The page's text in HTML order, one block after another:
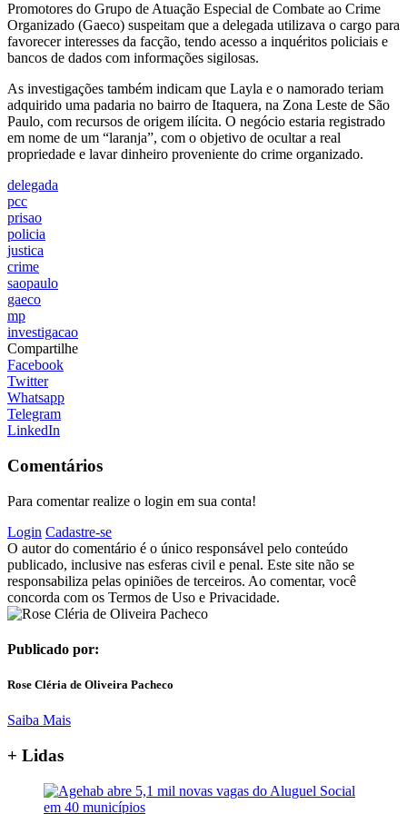
Promotores do Grupo de Atuação Especial de Combate ao Crime
Organizado (Gaeco) suspeitam que a delegada utilizava o cargo para
favorecer interesses da facção, tendo acesso a inquéritos policiais e
bancos de dados com informações sigilosas.
As investigações também indicam que Layla e o namorado teriam
adquirido uma padaria no bairro de Itaquera, na Zona Leste de São
Paulo, com recursos de origem ilícita. O negócio estaria registrado
em nome de um “laranja”, com o objetivo de ocultar a real
propriedade e lavar dinheiro proveniente do crime organizado.
delegada
pcc
prisao
policia
justica
crime
saopaulo
gaeco
mp
investigacao
Compartilhe
Facebook
Twitter
Whatsapp
Telegram
LinkedIn
Comentários
Para comentar realize o login em sua conta!
Login Cadastre-se
O autor do comentário é o único responsável pelo conteúdo
publicado, inclusive nas esferas civil e penal. Este site não se
responsabiliza pelas opiniões de terceiros. Ao comentar, você
concorda com os Termos de Uso e Privacidade.
Publicado por:
Rose Cléria de Oliveira Pacheco
Saiba Mais
+ Lidas